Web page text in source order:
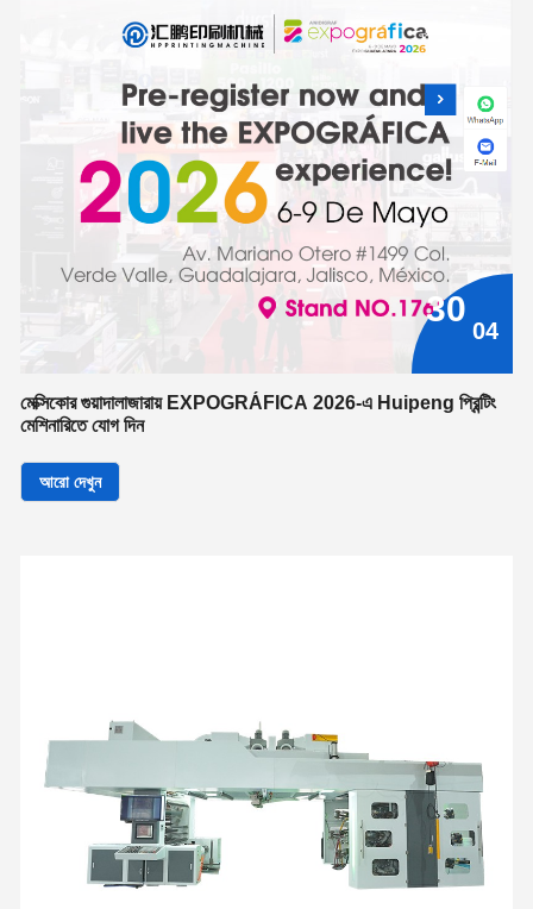
30
04
মেক্সিকোর গুয়াদালাজারায় EXPOGRÁFICA 2026-এ Huipeng প্রিন্টিং
মেশিনারিতে যোগ দিন
আরো দেখুন